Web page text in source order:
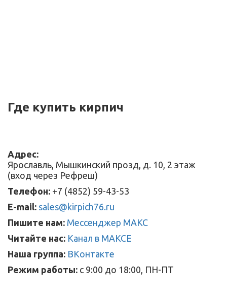
Где купить кирпич
Адрес:
Ярославль, Мышкинский прозд, д. 10, 2 этаж
(вход через Рефреш)
Телефон: +7 (4852) 59-43-53
E-mail: sales@kirpich76.ru
Пишите нам: Мессенджер МАКС
Читайте нас: Канал в МАКСЕ
Наша группа: ВКонтакте
Режим работы: с 9:00 до 18:00, ПН-ПТ